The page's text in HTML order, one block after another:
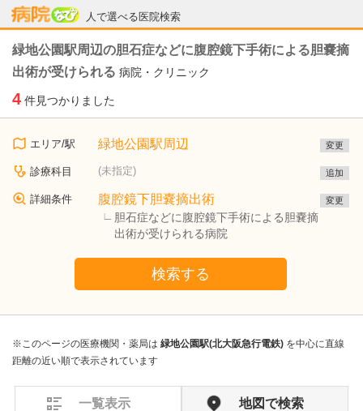
人で選べる医院検索
病院なび
緑地公園駅周辺の胆石症などに腹腔鏡下手術による胆嚢摘
出術が受けられる 病院・クリニック
4 件見つかりました
エリア/駅 緑地公園駅周辺 変更
診療科目 (未指定) 追加
詳細条件 腹腔鏡下胆嚢摘出術
胆石症などに腹腔鏡下手術による胆嚢摘
出術が受けられる病院
変更
検索する
※このページの医療機関・薬局は 緑地公園駅(北大阪急行電鉄) を中心に直線
距離の近い順で表示されています
一覧表示 地図で検索